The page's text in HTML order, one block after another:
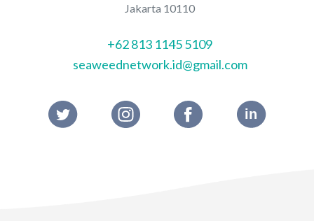
Jakarta 10110
+62 813 1145 5109
seaweednetwork.id@gmail.com